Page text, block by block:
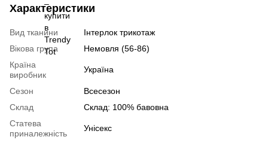
Характеристики
Вид тканини
Інтерлок трикотаж
Вікова група
Немовля (56-86)
Країна
виробник
Україна
Сезон
Всесезон
Склад
Склад: 100% бавовна
Статева
приналежність
Унісекс